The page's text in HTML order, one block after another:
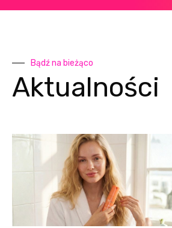
Bądź na bieżąco
Aktualności